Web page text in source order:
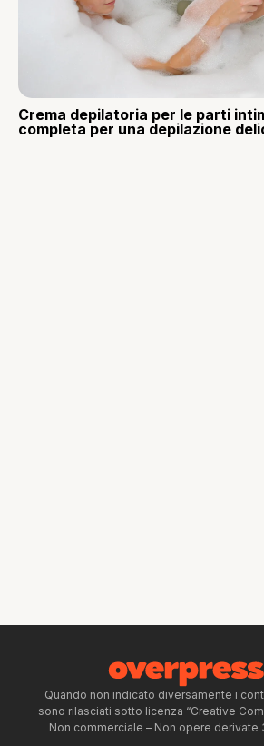
Crema depilatoria per le parti
completa per una depilazione
Quando non indicato diversamente i
sono rilasciati sotto licenza “Creative
Non commerciale – Non opere derivate